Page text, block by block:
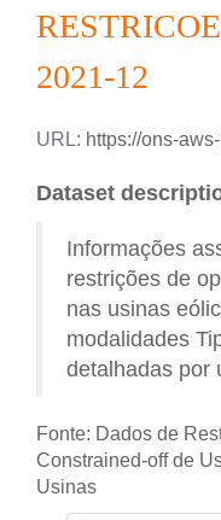
2021-12
URL: https://ons-aws-prod-opendata.s3.us-west-
Dataset
Informações
restrições de
nas usinas
modalidades
detalhadas por
Fonte: Dados de
Constrained-off de
Usinas